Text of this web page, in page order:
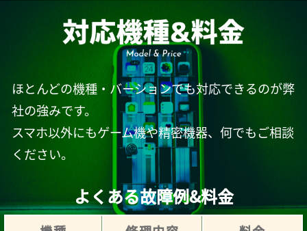
ほとんどの機種・バーションでも対応できるのが弊
社の強みです。
スマホ以外にもゲーム機や精密機器、何でもご相談
ください。
よくある故障例&料金